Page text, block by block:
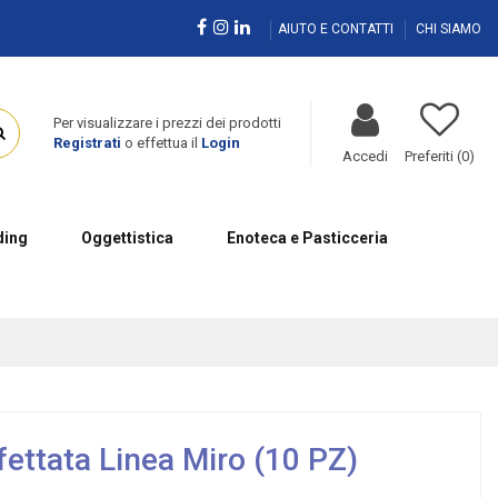
AIUTO E CONTATTI CHI SIAMO
Per visualizzare i prezzi dei prodotti
Registrati o effettua il Login
Accedi Preferiti (0)
Oggettistica Enoteca e Pasticceria
Linea Miro (10 PZ)